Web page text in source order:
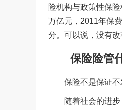
险机构与政策性保
万亿元，2011年保
分。可以说，没有
保险险管什
保险不是保证不发
随着社会的进步，